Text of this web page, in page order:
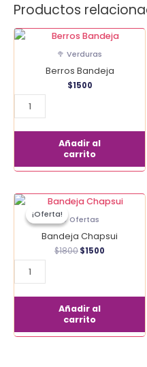
Productos
🥦 Verduras
Berros Bandeja
$1500
Berros
Añadir al
carrito
¡Oferta!
¡Oferta!
🔥 Ofertas
Bandeja Chapsui
$1800
El
precio
original
$1800.
$1500
El
precio
$1500.
Bandeja
Chapsui
cantidad
Añadir al
carrito